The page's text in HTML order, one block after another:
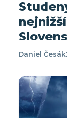
Daniel Česák